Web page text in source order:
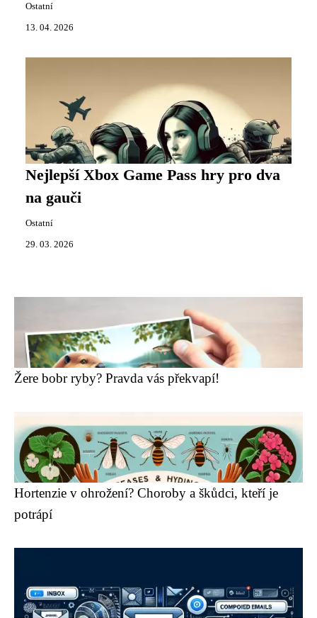
Ostatní
13. 04. 2026
Nejlepší Xbox Game Pass hry pro dva
na gauči
Ostatní
29. 03. 2026
Žere bobr ryby? Pravda vás překvapí!
Hortenzie v ohrožení? Choroby a škůdci, kteří je
potrápí